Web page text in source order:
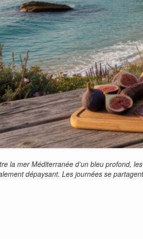
la mer Méditerranée d’un bleu profond,
dépaysant. Les journées se